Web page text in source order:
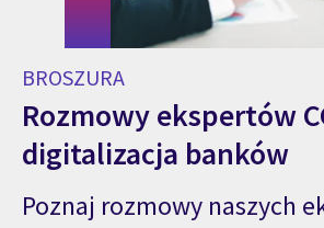
BROSZURA
Rozmowy ekspertów
digitalizacja banków
Poznaj rozmowy naszych